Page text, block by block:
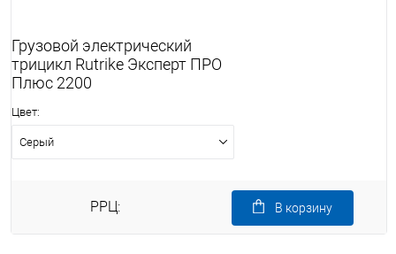
Грузовой электрический
трицикл Rutrike Эксперт ПРО
Плюс 2200
Цвет:
Серый
РРЦ: В корзину